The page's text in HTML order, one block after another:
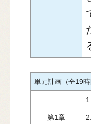
単元計画（全19時
第1章